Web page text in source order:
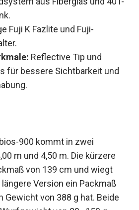
Fuji K Fazlite und Fuji-
für bessere Sichtbarkeit und
m und 4,50 m. Die kürzere
von 139 cm und wiegt
Version ein Packmaß
Gewicht von 388 g hat. Beide
von 80–150 g,